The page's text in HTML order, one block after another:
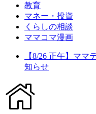
教育
マネー・投資
くらしの相談
ママコマ漫画
【8/26 正午】ママ
知らせ